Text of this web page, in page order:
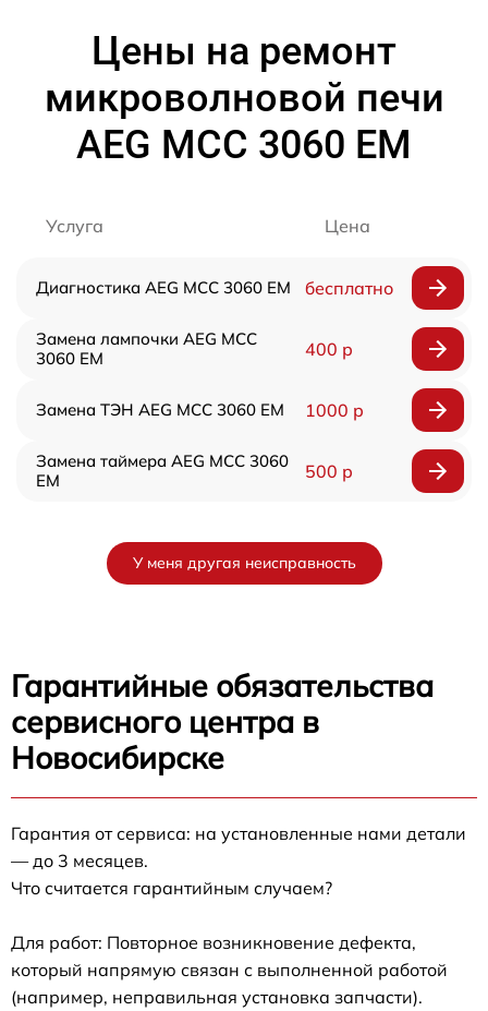
Цены на ремонт
микроволновой печи
AEG MCC 3060 EM
Услуга Цена
Диагностика AEG MCC 3060 EM бесплатно
Замена лампочки AEG MCC
3060 EM
400 р
Замена ТЭН AEG MCC 3060 EM 1000 р
Замена таймера AEG MCC 3060
EM
500 р
У меня другая неисправность
Гарантийные обязательства
сервисного центра в
Новосибирске
Гарантия от сервиса: на установленные нами детали
— до 3 месяцев.
Что считается гарантийным случаем?
Для работ: Повторное возникновение дефекта,
который напрямую связан с выполненной работой
(например, неправильная установка запчасти).